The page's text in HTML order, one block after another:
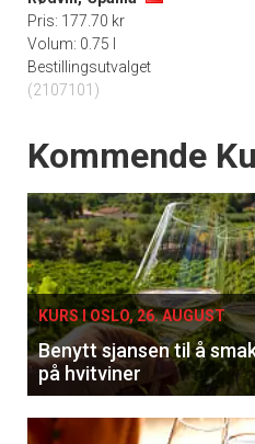
Pris: 177.70 kr
Volum: 0.75 l
Bestillingsutvalget
(2107101)
Events
Kommende
KURS I OSLO, 26. AUGUST
Benytt sjansen til å
på hvitviner